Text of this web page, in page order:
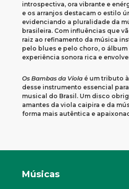
introspectiva, ora vibrante e
e os arranjos destacam o estilo
evidenciando a pluralidade da
brasileira. Com influências que
raiz ao refinamento da música
pelo blues e pelo choro, o álbum
experiência sonora rica e
Os Bambas da Violaé um tributo à
desse instrumento essencial
musical do Brasil. Um disco
amantes da viola caipira e da
forma mais autêntica e
Músicas